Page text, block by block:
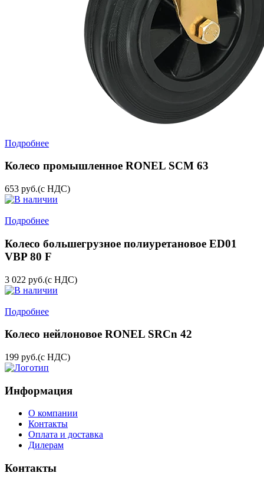
Подробнее
Колесо промышленное RONEL SCM 63
653 руб.(с НДС)
Подробнее
Колесо большегрузное полиуретановое ED01
VBP 80 F
3 022 руб.(с НДС)
Подробнее
Колесо нейлоновое RONEL SRCn 42
199 руб.(с НДС)
Информация
О компании
Контакты
Оплата и доставка
Дилерам
Контакты